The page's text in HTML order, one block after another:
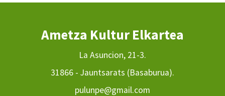
Ametza Kultur Elkartea
La Asuncion, 21-3.
31866 - Jauntsarats (Basaburua).
pulunpe@gmail.com